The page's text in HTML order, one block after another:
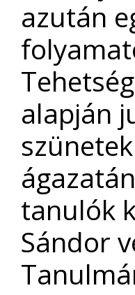
azután
alapján
tanulók
Sándor